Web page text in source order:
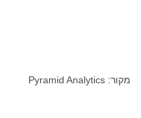
מקור: Pyramid Analytics